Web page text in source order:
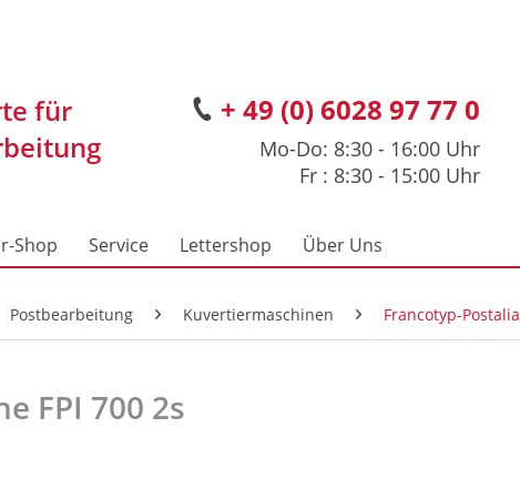
+ 49 (0) 6028 97 77 0
Mo-Do: 8:30 - 16:00 Uhr
Fr : 8:30 - 15:00 Uhr
Shop Service Lettershop Über Uns
Postbearbeitung Kuvertiermaschinen Francotyp-Postalia
FPI 700 2s